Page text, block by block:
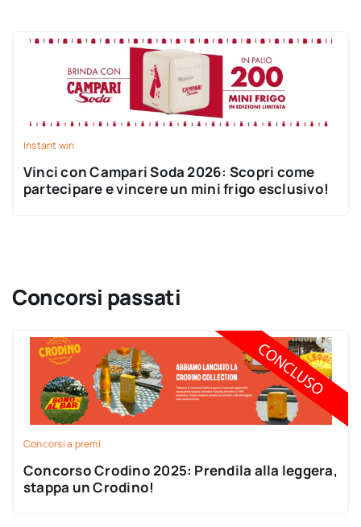
Instant win
Vinci con Campari Soda 2026: Scopri come
partecipare e vincere un mini frigo esclusivo!
Concorsi passati
Concorsi a premi
Concorso Crodino 2025: Prendila alla leggera,
stappa un Crodino!